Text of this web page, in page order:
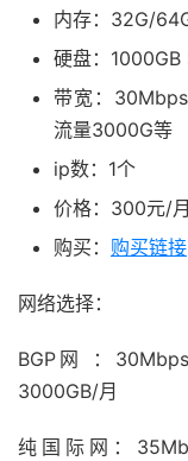
内存：32G/
硬盘：1000GB
带宽：
流量3000G等
ip数：1个
价格：300元/
购买： 购买链接
网络选择：
BGP网 ：
3000GB/月
纯国际网：